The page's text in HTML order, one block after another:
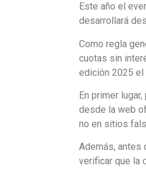
Este año el
desarrollará
Como regla
cuotas sin
edición 2025 el
En primer
desde la web
no en sitios
Además, antes
verificar que la